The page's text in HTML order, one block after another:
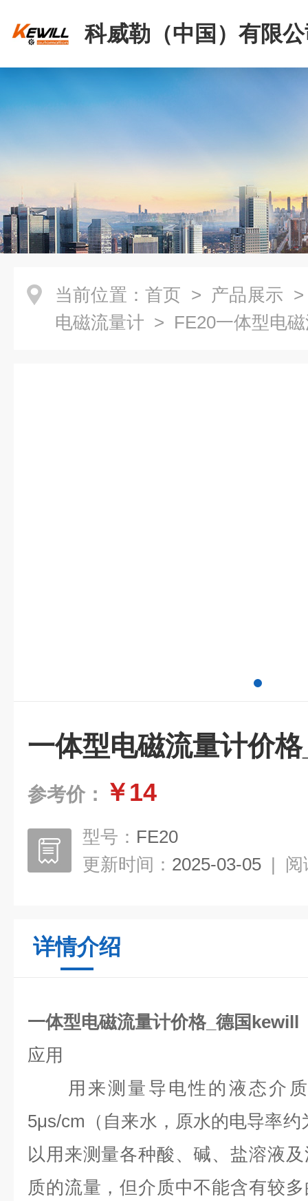
科威勒（中国）有限
当前位置： 首页 > 产品展示
电磁流量计 > FE20一体型电
一体型电磁流量计价
参考价： ￥14
型号： FE20
更新时间： 2025-03-05 | 阅
详情介绍
一体型电磁流量计价格_德国kewill
应用
用来测量导电性的液态介质
5μs/cm （自来水，原水的电导率约
以用来测量各种酸、碱、盐溶液
质的流量，但介质中不能含有较